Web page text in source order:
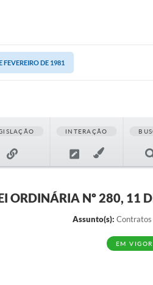
FEVEREIRO DE 1981
INTERAÇÃO
ORDINÁRIA Nº 280, 11
Assunto(s): Contratos
EM VIGOR